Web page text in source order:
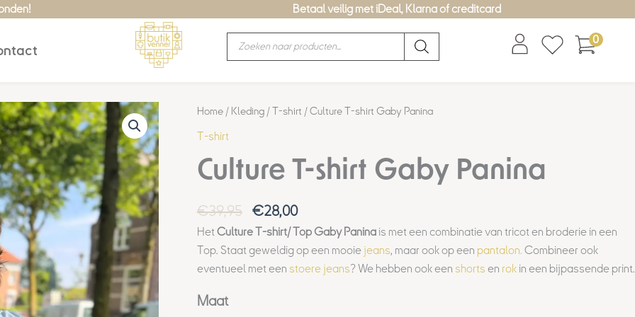
Betaal veilig met iDeal, Klarna of creditcard
Producten
zoeken
0
Home/ Kleding/T-shirt / Culture T-shirt Gaby Panina
T-shirt
Culture T-shirt Gaby Panina
€39,95
Oorspronkelijke
€39,95.
€28,00
Huidige
€28,00.
HetCulture T-shirt/ Top Gaby Paninais met een combinatie van tricot en broderie in een
Top. Staat geweldig op een mooie jeans, maar ook op een pantalon. Combineer ook
eventueel met een stoere jeans? We hebben ook een shorts en rokin een bijpassende print.
Maat
Culture
T-
Gaby
Panina
aantal